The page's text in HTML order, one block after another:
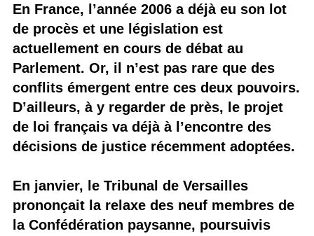
En France, l’année 2006 a déjà eu son lot
de procès et une législation est
actuellement en cours de débat au
Parlement. Or, il n’est pas rare que des
conflits émergent entre ces deux pouvoirs.
D’ailleurs, à y regarder de près, le projet
de loi français va déjà à l’encontre des
décisions de justice récemment adoptées.
En janvier, le Tribunal de Versailles
prononçait la relaxe des neuf membres de
la Confédération paysanne, poursuivis